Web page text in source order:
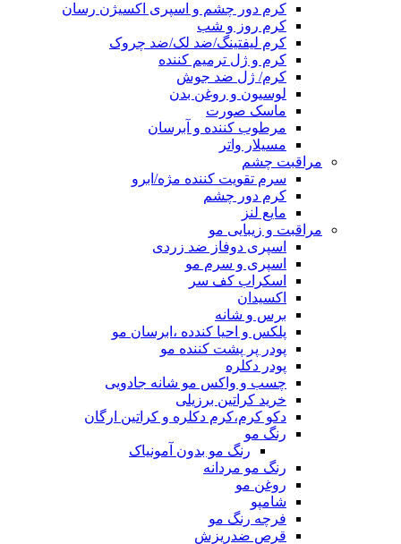
کرم دور چشم و اسپری اکسیژن رسان
کرم روز و شب
کرم لیفتینگ/ضد لک/ضد چروک
کرم و ژل ترمیم کننده
کرم/ ژل ضد جوش
لوسیون و روغن بدن
ماسک صورت
مرطوب کننده و آبرسان
مسیلار واتر
مراقبت چشم
سرم تقویت کننده مژه/ابرو
کرم دور چشم
مایع لنز
مراقبت و زیبایی مو
اسپری دوفاز ضد زردی
اسپری و سرم مو
اسکراب کف سر
اکسیدان
برس و شانه
پلکس و احیا کندده ،ابرسان مو
پودر پر پشت کننده مو
پودر دکلره
چسب و واکس مو شانه جادویی
خرید کراتین برزیلی
دکو کرم،کرم دکلره و کراتین ارگان
رنگ مو
رنگ مو بدون آمونیاک
رنگ مو مردانه
روغن مو
شامپو
فرچه رنگ مو
قرص ضدریزش